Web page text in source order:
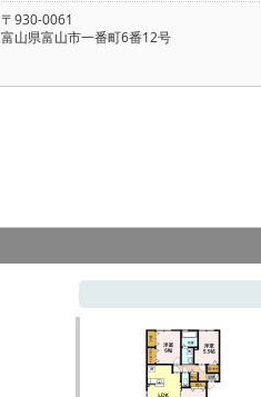
〒930-0061
富山県富山市一番町6番12号